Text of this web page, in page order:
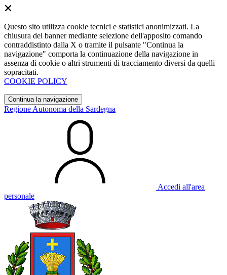
Questo sito utilizza cookie tecnici e statistici anonimizzati. La
chiusura del banner mediante selezione dell'apposito comando
contraddistinto dalla X o tramite il pulsante "Continua la
navigazione" comporta la continuazione della navigazione in
assenza di cookie o altri strumenti di tracciamento diversi da quelli
sopracitati.
COOKIE POLICY
Continua la navigazione
Regione Autonoma della Sardegna
Accedi all'area
personale